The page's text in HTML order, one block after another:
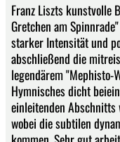
Franz Liszts kunstvolle
Gretchen am
starker Intensität und
abschließend die
legendärem "Mephisto-
Hymnisches dicht
einleitenden
wobei die subtilen